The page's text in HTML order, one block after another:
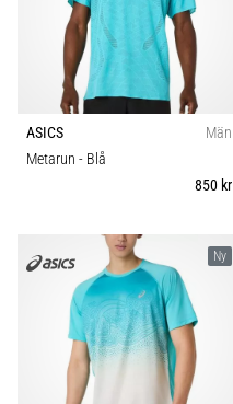
ASICS
Män
Metarun - Blå
850 kr
Ny